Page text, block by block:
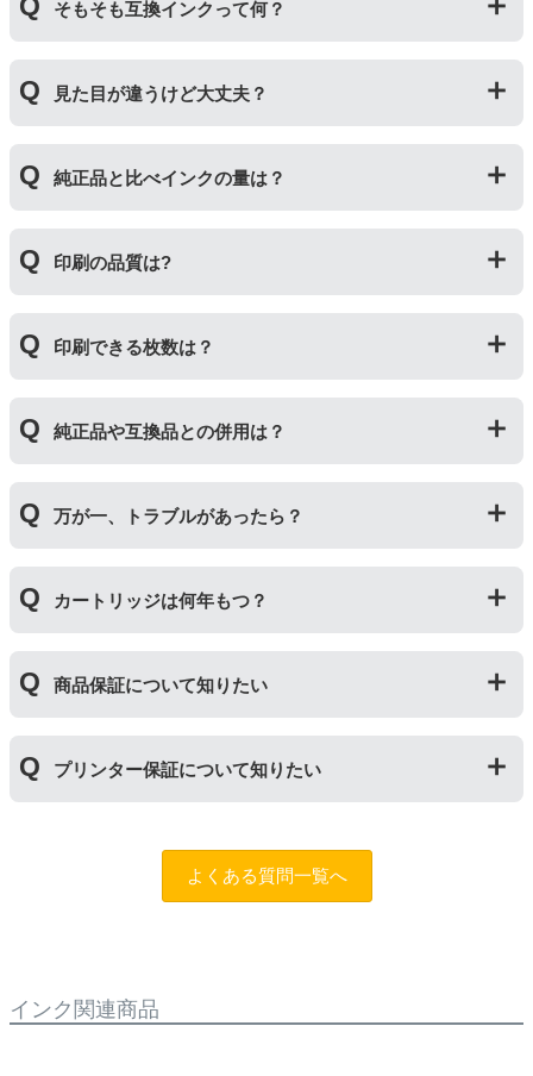
そもそも互換インクって何？
いる互換品です。サードパーティ製や社外品などとも言
われます。開発コストが低いため純正品よりも安価でご
利用いただくことができます。
見た目が違うけど大丈夫？
いる互換品です。プリンターに適合するように作られて
いますが、一部特許回避を目的に形状をあえて変更して
いる場合もございます。使用には問題ございませんので
ご安心ください。
純正品と比べインクの量は？
インク量が入っており、純正インクと同等量の印刷がで
きます。（インクが純正品より多く入っていても、必ず
しも純正より印刷数量が多くなるわけではありませ
ん。）
印刷の品質は?
の順です。
その他にも純正品、詰め替えインク、互換インクを比較
したブログ記事がございますのでよろしければご覧くだ
純正インク・互換インク・詰め替えインクの違い【まと
め】
印刷できる枚数は？
インク量が入っており、純正インクと同等量の印刷がで
きます。（インクが純正品より多く入っていても、必ず
しも純正より印刷数量が多くなるわけではありませ
ん。）印刷枚数についてはご使用環境により大きく左右
純正品や互換品との併用は？
併用してご使用いただけます。（例：よく使うブラック
は互換インク、他の色は純正インクを使う等）ただし、
他社製品の詰め替えインクやインクカートリッジとの併
用おいては、当店でテストしておりません。万が一動作
ください。
万が一、トラブルがあったら？
ご相談ください。また互換インクカートリッジには「
ふ
たつの保証」を設けております。商品はご購入から１年
以内、ご使用プリンタ―についてもプリンターご購入か
ら１年以内であれば保証の適用が可能です。
カートリッジは何年もつ？
ら１年間とさせていただいておりますので、可能な限り
保証期間内に使い切っていただくようお願いいたしま
す。また、保管の際は直射日光の当たらない冷暗所での
保管をお願いいたします。
商品保証について知りたい
保証期間：ご購入日から１年間
トラブルが発生した際、サポートスタッフにご相談のう
品返金を承る制度です。
※商品の不具合ではなく、プリンターの操作方法によっ
て改善する場合もありますので、まずは当店までご相談
・商品を返送する前に必ず当店までご連絡をいただきサ
プリンター保証について知りたい
保証期間：プリンター本体ご購入日から１年間
当店のインクが原因でトラブルが発生し、サポートスタ
作方法によって改善する場合もありますので、まずは当
よくある質問一覧へ
インク関連商品